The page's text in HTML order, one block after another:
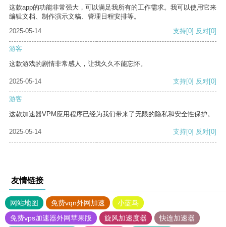
这款app的功能非常强大，可以满足我所有的工作需求。我可以使用它来
编辑文档、制作演示文稿、管理日程安排等。
2025-05-14
支持[0] 反对[0]
游客
这款游戏的剧情非常感人，让我久久不能忘怀。
2025-05-14 支持[0] 反对[0]
游客
这款加速器VPM应用程序已经为我们带来了无限的隐私和安全性保护。
2025-05-14 支持[0] 反对[0]
友情链接
网站地图 免费vqn外网加速
小蓝鸟
免费vps加速器外网苹果版
旋风加速度器
快连加速器